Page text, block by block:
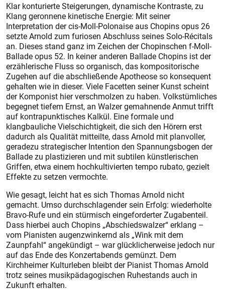
Klar konturierte Steigerungen, dynamische Kontraste, zu
Klang geronnene kinetische Energie: Mit seiner
Interpretation der cis-Moll-Polonaise aus Chopins opus 26
setzte Arnold zum furiosen Abschluss seines Solo-Récitals
an. Dieses stand ganz im Zeichen der Chopinschen f-Moll-
Ballade opus 52. In keiner anderen Ballade Chopins ist der
erzählerische Fluss so organisch, das kompositorische
Zugehen auf die abschließende Apotheose so konsequent
gehalten wie in dieser. Viele Facetten seiner Kunst scheint
der Komponist hier verschmolzen zu haben. Volkstümliches
begegnet tiefem Ernst, an Walzer gemahnende Anmut trifft
auf kontrapunktisches Kalkül. Eine formale und
klangbauliche Vielschichtigkeit, die sich den Hörern erst
dadurch als Qualität mitteilte, dass Arnold mit planvoller,
geradezu strategischer Intention den Spannungsbogen der
Ballade zu plastizieren und mit subtilen künstlerischen
Griffen, etwa einem hochkultivierten tempo rubato, gezielt
Effekte zu setzen vermochte.
Wie gesagt, leicht hat es sich Thomas Arnold nicht
gemacht. Umso durchschlagender sein Erfolg: wiederholte
Bravo-Rufe und ein stürmisch eingeforderter Zugabenteil.
Dass hierbei auch Chopins „Abschiedswalzer“ erklang –
vom Pianisten augenzwinkernd als „Wink mit dem
Zaunpfahl“ angekündigt – war glücklicherweise jedoch nur
auf das Ende des Konzertabends gemünzt. Dem
Kirchheimer Kulturleben bleibt der Pianist Thomas Arnold
trotz seines musikpädagogischen Ruhestands auch in
Zukunft erhalten.